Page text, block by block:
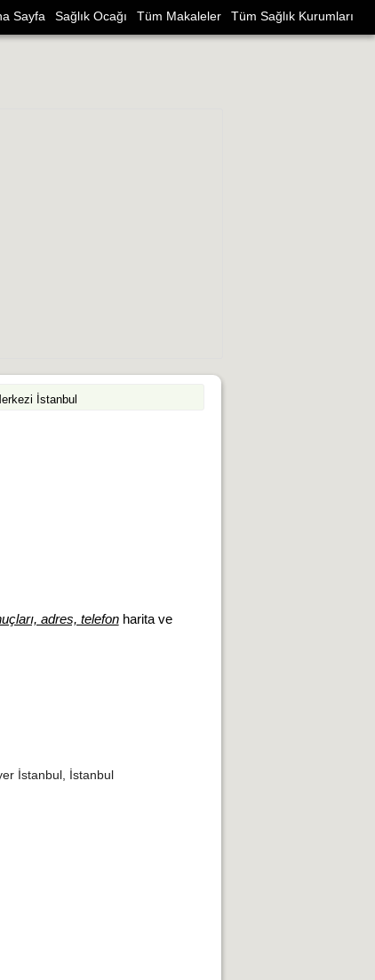
Sayfa Sağlık Ocağı Tüm Makaleler Tüm Sağlık Kurumları
İstanbul
adres, telefonharita ve
İstanbul, İstanbul